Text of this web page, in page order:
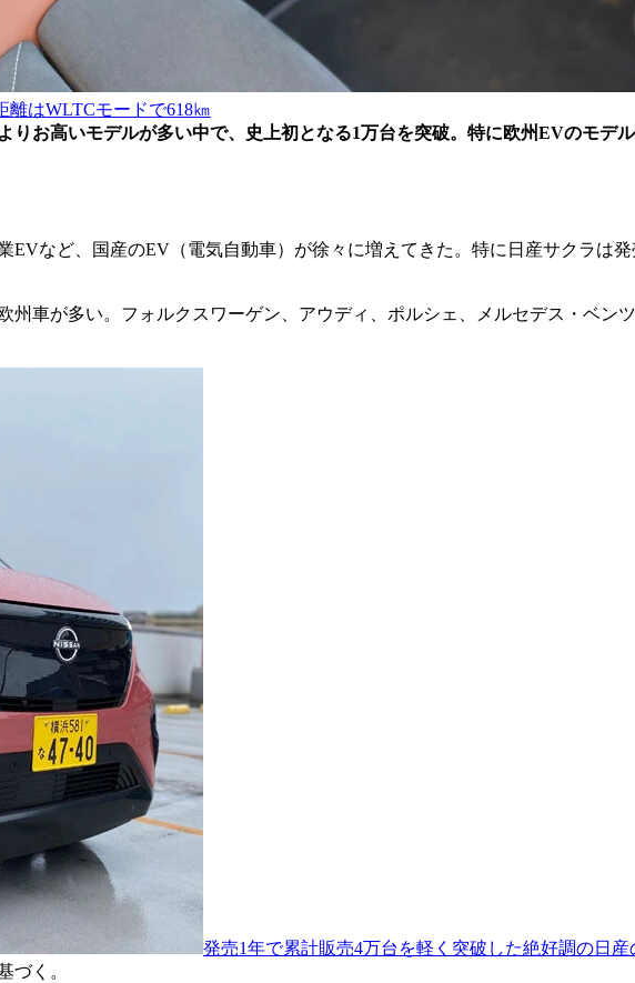
離はWLTCモードで618㎞
りお高いモデルが多い中で、史上初となる1万台を突破。特に欧州EVのモデ
など、国産のEV（電気自動車）が徐々に増えてきた。特に日産サクラは
州車が多い。フォルクスワーゲン、アウディ、ポルシェ、メルセデス・ベン
発売1年で累計販売4万台を軽く突破した絶好調の日産
づく。